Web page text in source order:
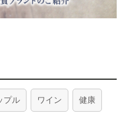
プル ワイン 健康